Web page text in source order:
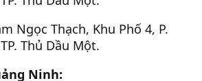
Ngọc Thạch, Khu Phố 4, P.
Thủ Dầu Một.
Ninh: